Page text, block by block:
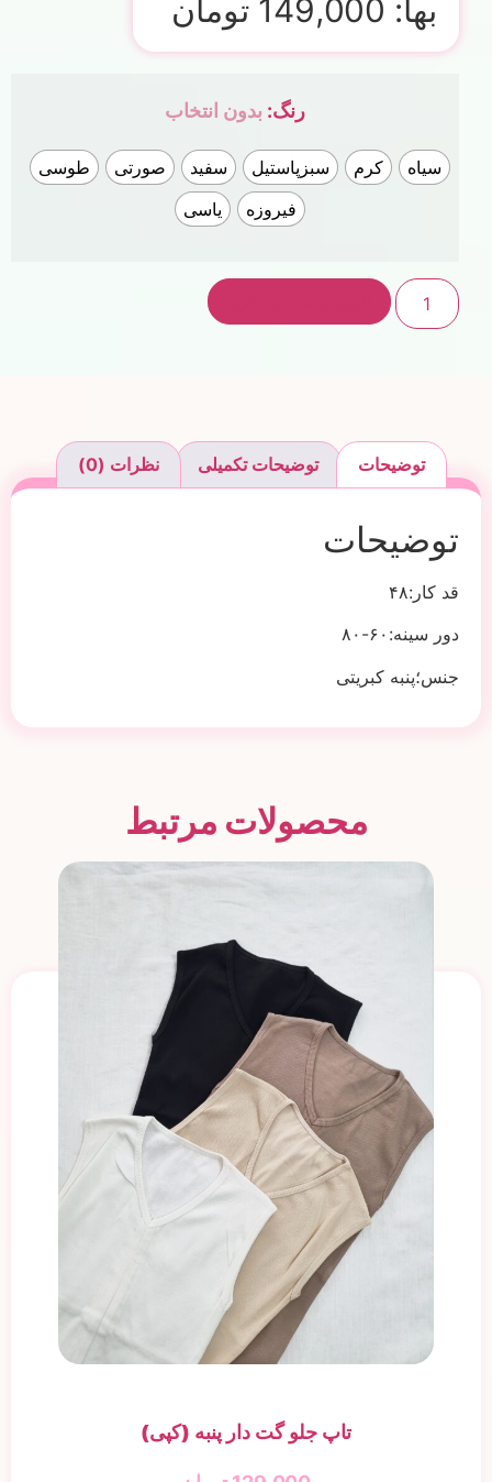
بها: 149,000 تومان
رنگ: بدون انتخاب
سیاه کرم سبزپاستیل سفید صورتی
طوسی
فیروزه
یاسی
توضیحات توضیحات تکمیلی نظرات (0)
توضیحات
قد کار:۴۸
دور سینه:۶۰-۸۰
جنس؛پنبه کبریتی
محصولات مرتبط
تاپ جلو گت دار پنبه (کپی)